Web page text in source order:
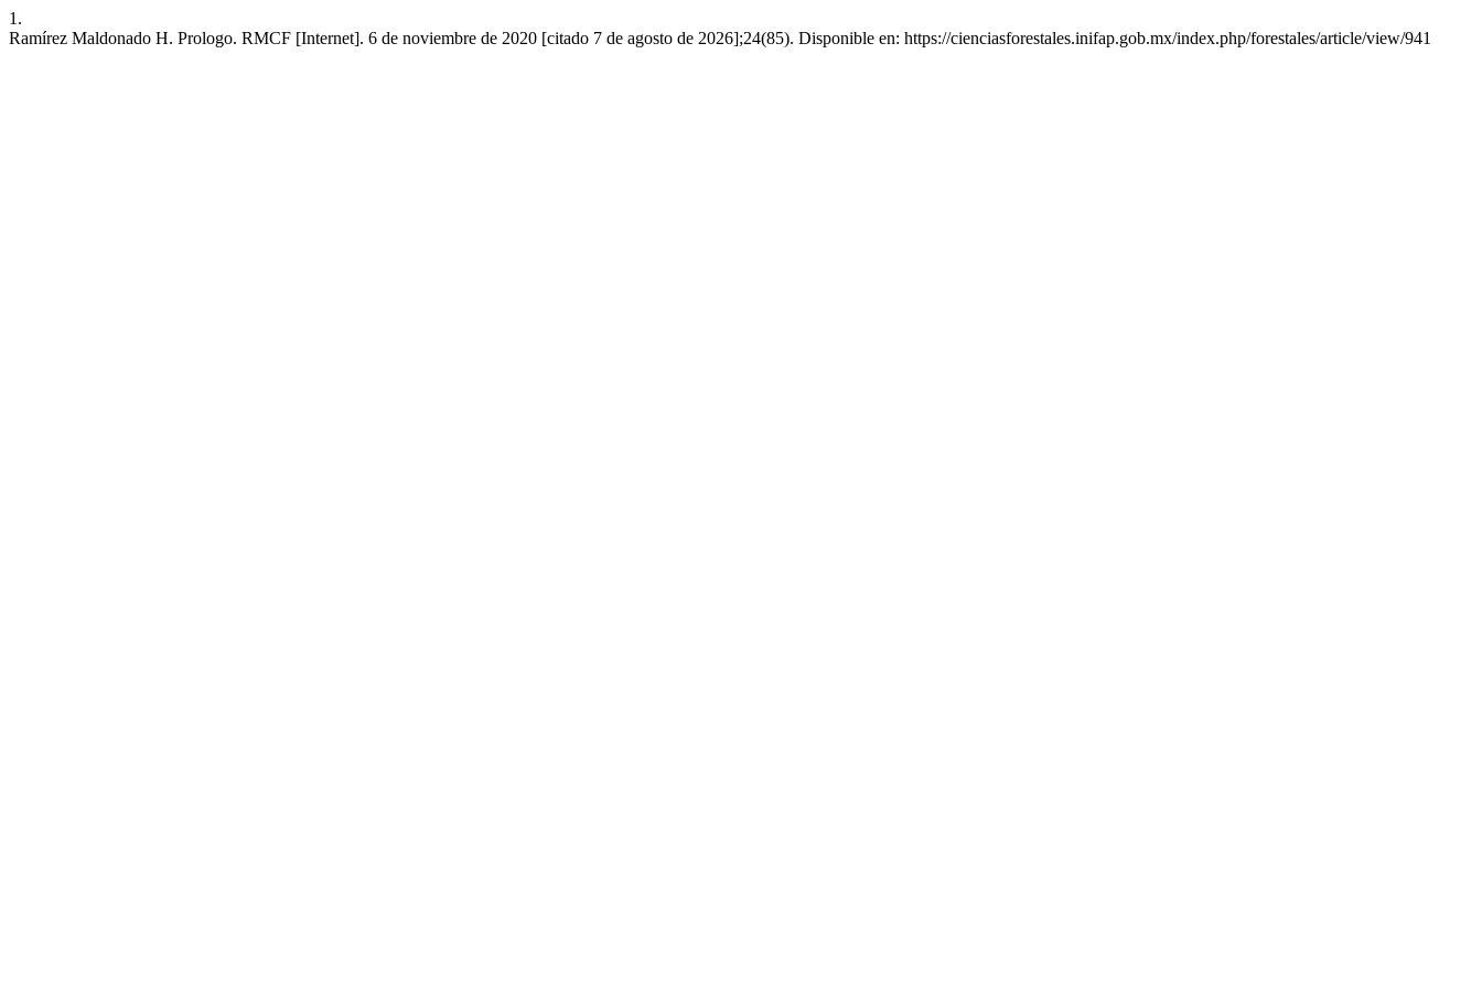
1.
Ramírez Maldonado H. Prologo. RMCF [Internet]. 6 de noviembre de 2020 [citado 7 de agosto de 2026];24(85). Disponible en: https://cienciasforestales.inifap.gob.mx/index.php/forestales/article/view/941